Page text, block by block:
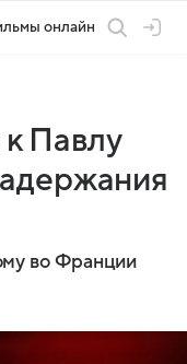
онлайн
Павлу
во Франции